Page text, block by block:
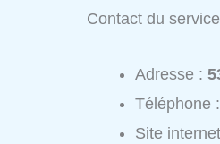
Contact du
Adresse :
Téléphone
Site